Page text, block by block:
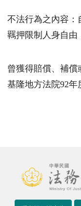
不法行為之內容：
羈押限制人身自由
曾獲得賠償、補
基隆地方法院92年